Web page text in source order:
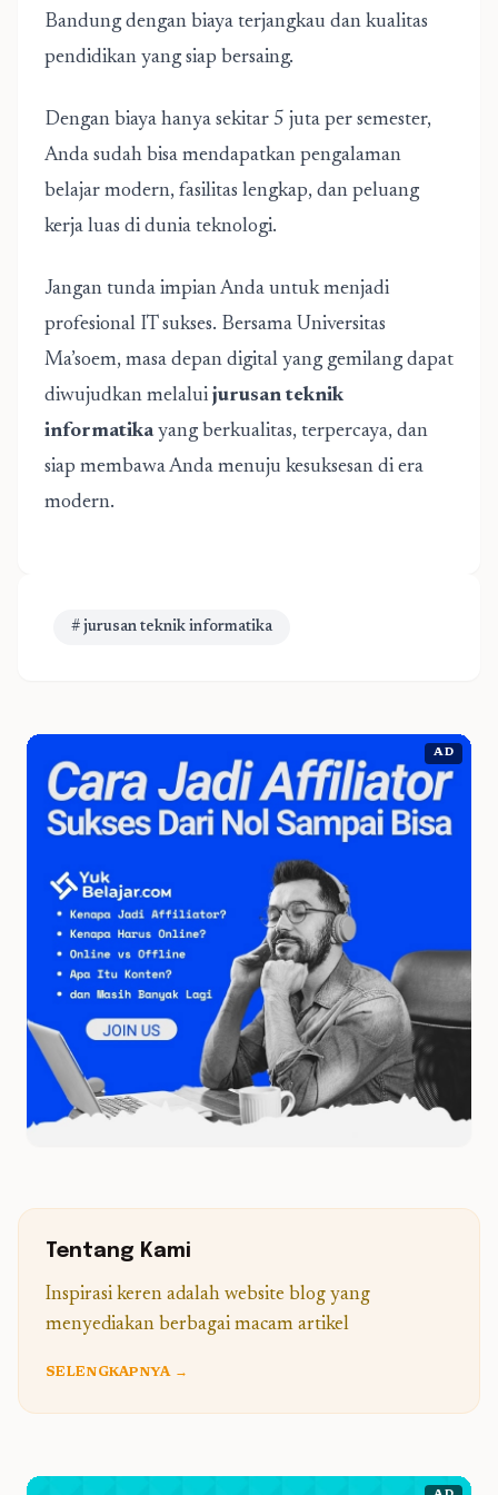
Bandung dengan biaya terjangkau dan kualitas
pendidikan yang siap bersaing.
Dengan biaya hanya sekitar 5 juta per semester,
Anda sudah bisa mendapatkan pengalaman
belajar modern, fasilitas lengkap, dan peluang
kerja luas di dunia teknologi.
Jangan tunda impian Anda untuk menjadi
profesional IT sukses. Bersama Universitas
Ma’soem, masa depan digital yang gemilang dapat
diwujudkan melalui jurusan teknik
informatikayang berkualitas, terpercaya, dan
siap membawa Anda menuju kesuksesan di era
modern.
# jurusan teknik informatika
AD
Tentang Kami
Inspirasi keren adalah website blog yang
menyediakan berbagai macam artikel
SELENGKAPNYA →